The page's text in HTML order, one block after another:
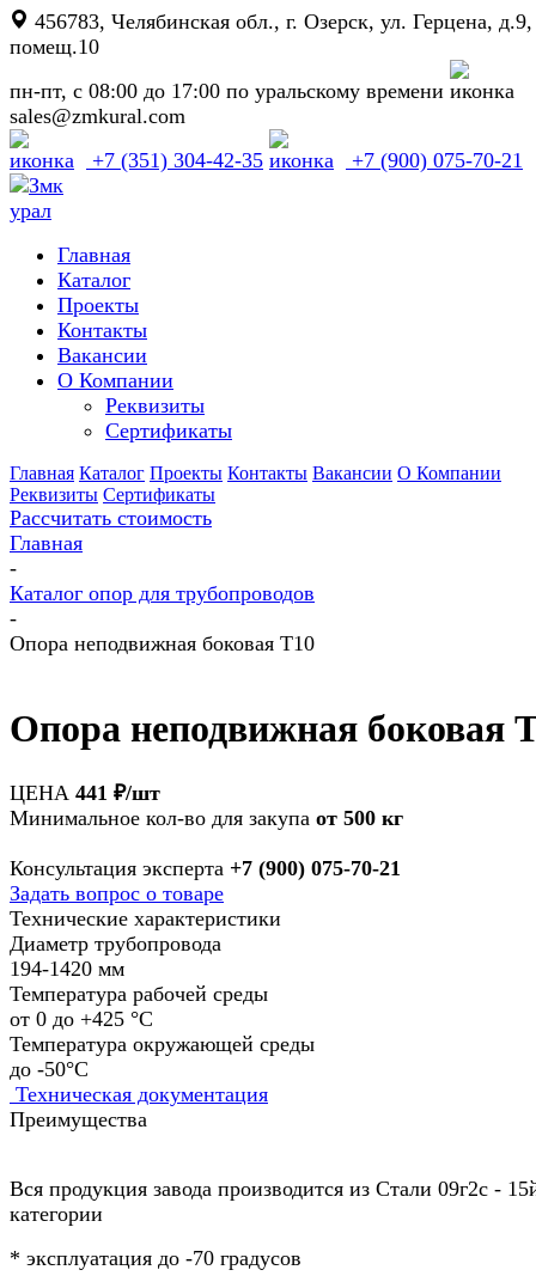
456783, Челябинская обл., г. Озерск, ул. Герцена, д.9,
помещ.10
пн-пт, с 08:00 до 17:00 по уральскому времени
sales@zmkural.com
+7 (351) 304-42-35
+7 (900) 075-70-21
Главная
Каталог
Проекты
Контакты
Вакансии
О Компании
Реквизиты
Сертификаты
Главная Каталог Проекты Контакты Вакансии О Компании
Реквизиты Сертификаты
Рассчитать стоимость
Главная
-
Каталог опор для трубопроводов
-
Опора неподвижная боковая Т10
Опора неподвижная боковая
ЦЕНА 441 ₽/шт
Минимальное кол-во для закупа от 500 кг
Консультация эксперта +7 (900) 075-70-21
Задать вопрос о товаре
Технические характеристики
Диаметр трубопровода
194-1420 мм
Температура рабочей среды
от 0 до +425 °С
Температура окружающей среды
до -50°С
Техническая документация
Преимущества
Вся продукция завода производится из Стали 09г2с -
категории
* эксплуатация до -70 градусов